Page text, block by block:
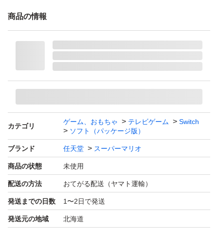
商品の情報
カテゴリ
ゲーム、おもちゃ テレビゲーム
Switch
ソフト（パッケージ版）
ブランド 任天堂 スーパーマリオ
商品の状態 未使用
配送の方法 おてがる配送（ヤマト運輸）
発送までの日数 1〜2日で発送
発送元の地域 北海道